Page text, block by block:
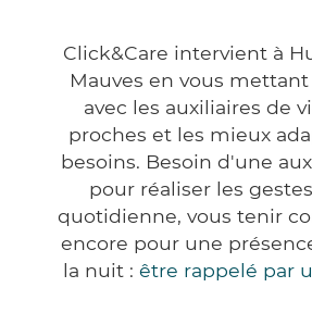
Click&Care intervient à
Mauves en vous
avec les auxiliaires de
proches et les mieux
besoins. Besoin d'une
pour réaliser les
quotidienne, vous tenir
encore pour une
la nuit : être rappelé par